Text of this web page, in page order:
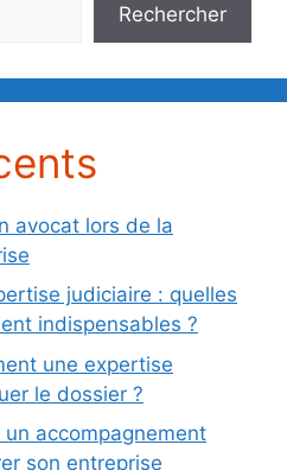
Rechercher
avocat lors de la
judiciaire : quelles
indispensables ?
une expertise
le dossier ?
accompagnement
son entreprise